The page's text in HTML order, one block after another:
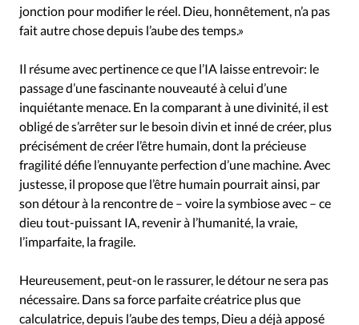
Opinions
Publireportage
Relations Aujourd'hui
Société
Tour du monde des Eglises
Vécu
Vie Intérieure
jonction pour modifier le réel. Dieu, honnêtement, n’a pas
fait autre chose depuis l’aube des temps.»
Il résume avec pertinence ce que l’IA laisse entrevoir: le
passage d’une fascinante nouveauté à celui d’une
inquiétante menace. En la comparant à une divinité, il est
obligé de s’arrêter sur le besoin divin et inné de créer, plus
précisément de créer l’être humain, dont la précieuse
fragilité défie l’ennuyante perfection d’une machine. Avec
justesse, il propose que l’être humain pourrait ainsi, par
son détour à la rencontre de – voire la symbiose avec – ce
dieu tout-puissant IA, revenir à l’humanité, la vraie,
l’imparfaite, la fragile.
Heureusement, peut-on le rassurer, le détour ne sera pas
nécessaire. Dans sa force parfaite créatrice plus que
calculatrice, depuis l’aube des temps, Dieu a déjà apposé